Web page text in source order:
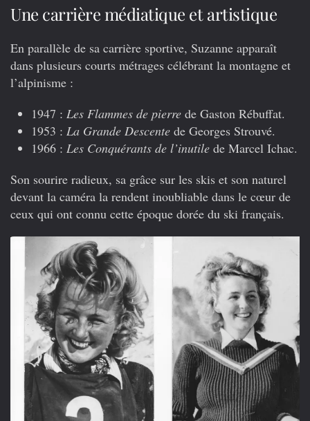
Une carrière médiatique et artistique
En parallèle de sa carrière sportive, Suzanne apparaît
dans plusieurs courts métrages célébrant la montagne et
l’alpinisme :
1947 : Les Flammes de pierre de Gaston Rébuffat.
1953 : La Grande Descente de Georges Strouvé.
1966 : Les Conquérants de l’inutile de Marcel Ichac.
Son sourire radieux, sa grâce sur les skis et son naturel
devant la caméra la rendent inoubliable dans le cœur de
ceux qui ont connu cette époque dorée du ski français.